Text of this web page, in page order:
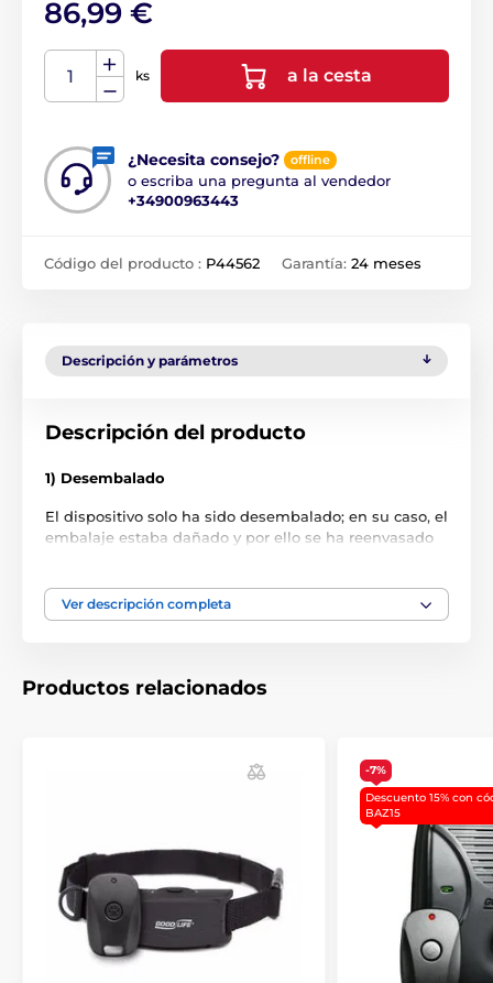
86,99 €
ks a la cesta
¿Necesita consejo? offline
o escriba una pregunta al vendedor
+34900963443
Código del producto : P44562 Garantía: 24 meses
Descripción y parámetros
Descripción del producto
1) Desembalado
El dispositivo solo ha sido desembalado; en su caso, el
embalaje estaba dañado y por ello se ha reenvasado
2) Como nuevo
demostración en tienda, o se le cambió al cliente en el
plazo de unos días. Puede no tener embalaje original,
El dispositivo se ha utilizado de 5 a 15 días; ya
4) Muy usado
El dispositivo se ha utilizado de 15 a 40 días; presenta
arañazos muy evidentes o marcas de dientes. Puede
haber pasado por servicio técnico o
reacondicionamiento.
Ver descripción completa
Productos relacionados
-7%
Descuento 15% con
BAZ15